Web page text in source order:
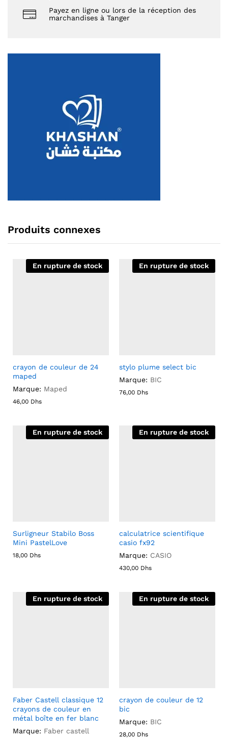
Payez en ligne ou lors de la réception des
marchandises à Tanger
Produits connexes
En rupture de stock
crayon de couleur de 24
maped
Marque: Maped
46,00 Dhs
En rupture de stock
stylo plume select bic
Marque: BIC
76,00 Dhs
En rupture de stock
Surligneur Stabilo Boss
Mini PastelLove
18,00 Dhs
En rupture de stock
calculatrice scientifique
casio fx92
Marque: CASIO
430,00 Dhs
En rupture de stock
Faber Castell classique 12
crayons de couleur en
métal boîte en fer blanc
Marque: Faber castell
En rupture de stock
crayon de couleur de 12
bic
Marque: BIC
28,00 Dhs